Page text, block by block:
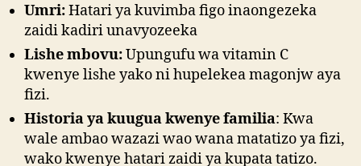
Umri:Hatari ya kuvimba figo inaongezeka
zaidi kadiri unavyozeeka
Lishe mbovu:Upungufu wa vitamin C
kwenye lishe yako ni hupelekea magonjw aya
fizi.
Historia ya kuugua kwenye familia: Kwa
wale ambao wazazi wao wana matatizo ya fizi,
wako kwenye hatari zaidi ya kupata tatizo.